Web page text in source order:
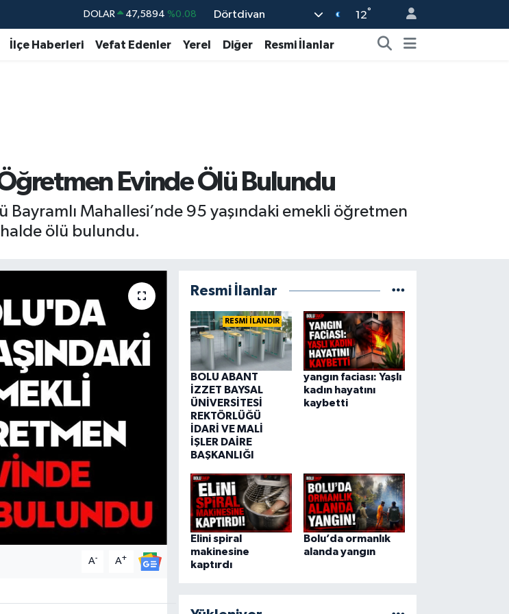
DOLAR 47,5894 %0.08
EURO 55,0398 %-0.02
Dörtdivan 12°
İlçe Haberleri Vefat Edenler Yerel Diğer Resmi İlanlar
Evinde Ölü Bulundu
Mahallesi’nde 95 yaşındaki emekli öğretmen
ölü bulundu.
A- A+
Resmi İlanlar
RESMİ İLANDIR
BOLU ABANT
İZZET BAYSAL
ÜNİVERSİTESİ
REKTÖRLÜĞÜ
İDARİ VE MALİ
İŞLER DAİRE
BAŞKANLIĞI
yangın faciası: Yaşlı
kadın hayatını
kaybetti
Elini spiral
makinesine
kaptırdı
Bolu’da ormanlık
alanda yangın